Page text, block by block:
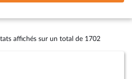
affichés sur un total de 1702